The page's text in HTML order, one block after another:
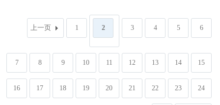
上一页 1 2 3 4 5 6
7 8 9 10 11 12 13 14 15
16 17 18 19 20 21 22 23 24